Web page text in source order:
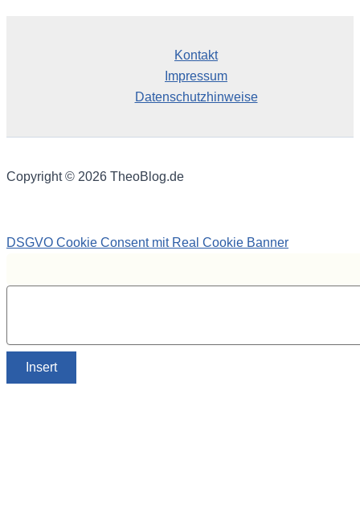
Kontakt
Impressum
Datenschutzhinweise
Copyright © 2026 TheoBlog.de
DSGVO Cookie Consent mit Real Cookie Banner
Insert